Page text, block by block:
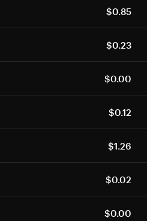
$0.85
$0.23
$0.00
$0.12
$1.26
$0.02
$0.00